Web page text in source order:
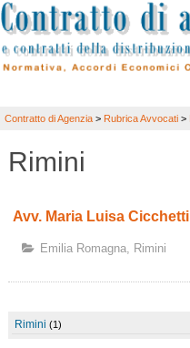
Contratto di Agenzia > Rubrica Avvocati >
Rimini
Avv. Maria Luisa Cicchetti
Emilia Romagna, Rimini
Rimini (1)